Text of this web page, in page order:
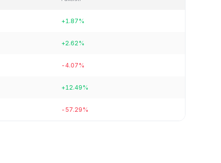
+1.87%
+2.62%
-4.07%
+12.49%
-57.29%